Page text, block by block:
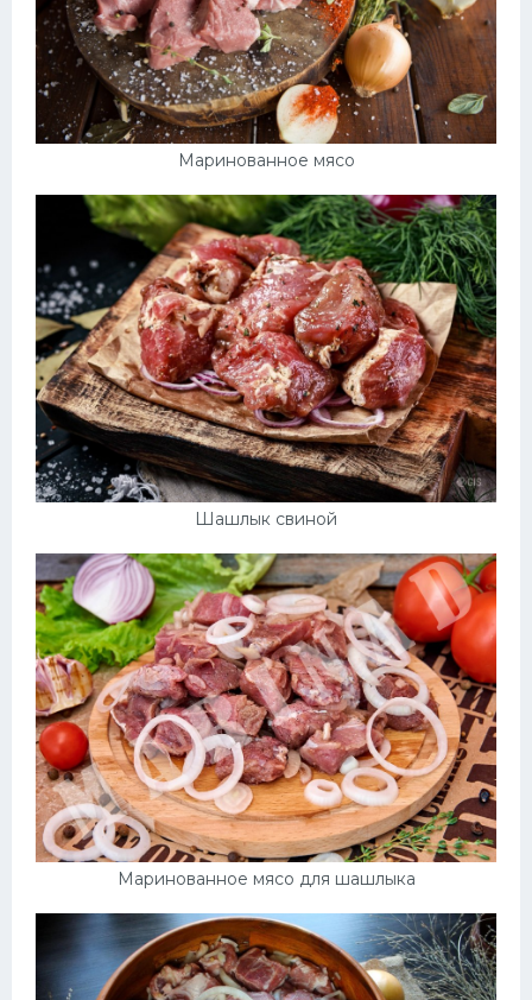
Маринованное мясо
Шашлык свиной
Маринованное мясо для шашлыка